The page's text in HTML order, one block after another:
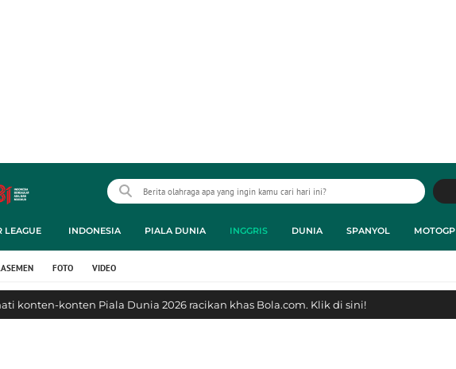
LEAGUE INDONESIA PIALA DUNIA INGGRIS DUNIA SPANYOL MOTOGP
FOTO VIDEO
konten-konten Piala Dunia 2026 racikan khas Bola.com. Klik di sini!